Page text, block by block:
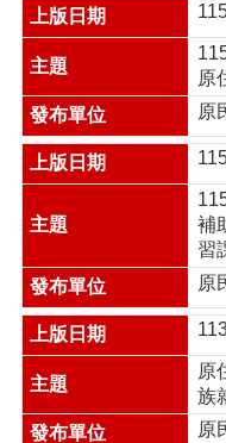
尋
訊
息
公
告
識
我
機
通
原
原
補
習
原
原
族
原